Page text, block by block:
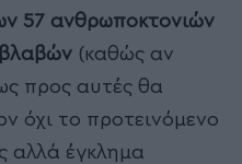
57 ανθρωποκτονιών
(καθώς αν
προς αυτές θα
όχι το προτεινόμενο
αλλά έγκλημα